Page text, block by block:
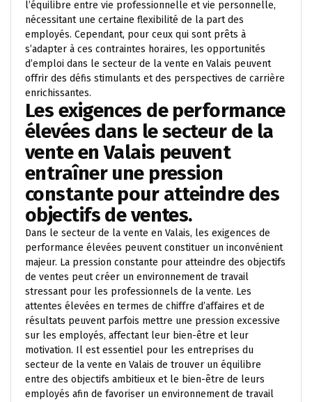
l’équilibre entre vie professionnelle et vie personnelle,
nécessitant une certaine flexibilité de la part des
employés. Cependant, pour ceux qui sont prêts à
s’adapter à ces contraintes horaires, les opportunités
d’emploi dans le secteur de la vente en Valais peuvent
offrir des défis stimulants et des perspectives de carrière
enrichissantes.
Les exigences de performance
élevées dans le secteur de la
vente en Valais peuvent
entraîner une pression
constante pour atteindre des
objectifs de ventes.
Dans le secteur de la vente en Valais, les exigences de
performance élevées peuvent constituer un inconvénient
majeur. La pression constante pour atteindre des objectifs
de ventes peut créer un environnement de travail
stressant pour les professionnels de la vente. Les
attentes élevées en termes de chiffre d’affaires et de
résultats peuvent parfois mettre une pression excessive
sur les employés, affectant leur bien-être et leur
motivation. Il est essentiel pour les entreprises du
secteur de la vente en Valais de trouver un équilibre
entre des objectifs ambitieux et le bien-être de leurs
employés afin de favoriser un environnement de travail